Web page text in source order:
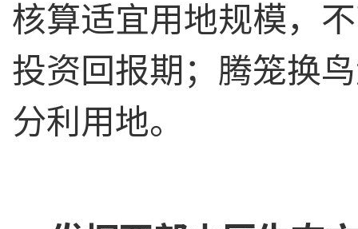
核算适宜用地规模，
投资回报期；腾笼换
分利用地。